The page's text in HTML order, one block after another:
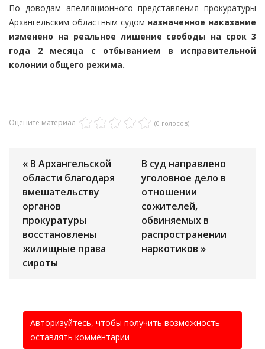
По доводам апелляционного представления прокуратуры
Архангельским областным судом назначенное наказание
изменено на реальное лишение свободы на срок 3
года 2 месяца с отбыванием в исправительной
колонии общего режима.
Оцените материал (0 голосов)
« В Архангельской
области благодаря
вмешательству
органов
прокуратуры
восстановлены
жилищные права
сироты
В суд направлено
уголовное дело в
отношении
сожителей,
обвиняемых в
распространении
наркотиков »
Авторизуйтесь, чтобы получить возможность
оставлять комментарии